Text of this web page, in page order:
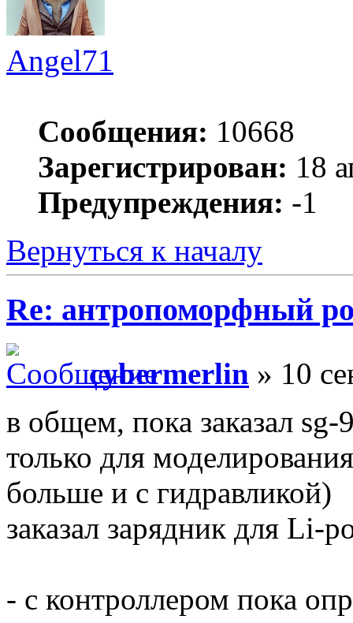
Angel71
Сообщения: 10668
Зарегистрирован: 18
Предупреждения: -1
Вернуться к началу
Re: антропоморфный
cybermerlin » 10
в общем, пока заказал
только для
больше и с гидравликой)
заказал зарядник для Li-
- с контроллером пока